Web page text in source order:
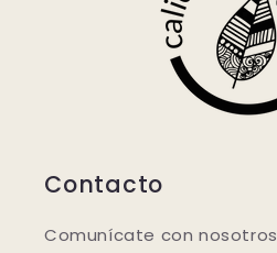
Contacto
Comunícate con